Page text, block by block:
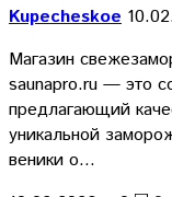
Kupecheskoe
Магазин
saunapro.ru — это
предлагающий
уникальной
веники о…